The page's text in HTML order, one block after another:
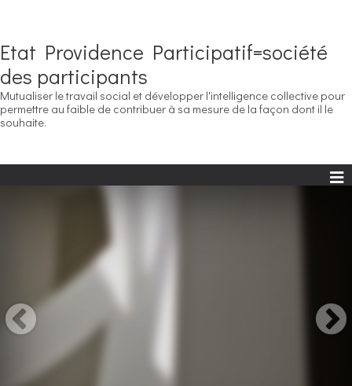
Etat Providence Participatif=société
des participants
Mutualiser le travail social et développer l'intelligence collective pour
permettre au faible de contribuer à sa mesure de la façon dont il le
souhaite.